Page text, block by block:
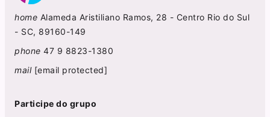
home Alameda Aristiliano Ramos, 28 - Centro Rio do Sul
- SC, 89160-149
phone 47 9 8823-1380
mail [email protected]
Participe do grupo